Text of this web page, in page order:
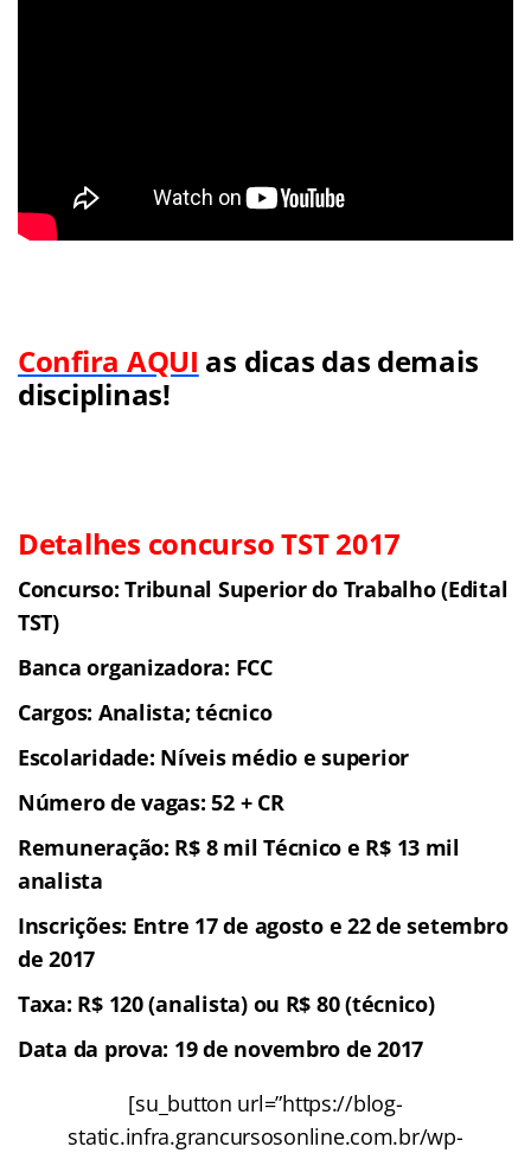
Confira AQUI as dicas das demais
disciplinas!
Detalhes concurso TST 2017
Concurso: Tribunal Superior do Trabalho (Edital
TST)
Banca organizadora: FCC
Cargos: Analista; técnico
Escolaridade: Níveis médio e superior
Número de vagas: 52 + CR
Remuneração: R$ 8 mil Técnico e R$ 13 mil
analista
Inscrições: Entre 17 de agosto e 22 de setembro
de 2017
Taxa: R$ 120 (analista) ou R$ 80 (técnico)
Data da prova: 19 de novembro de 2017
[su_button url=”https://blog-
static.infra.grancursosonline.com.br/wp-